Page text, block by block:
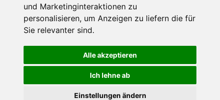
und Marketinginteraktionen zu
personalisieren, um Anzeigen zu liefern die für
Sie relevanter sind.
Alle akzeptieren
Ich lehne ab
Einstellungen ändern